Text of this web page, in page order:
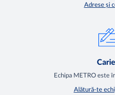
Adrese și
Echipa METRO este
Alătură-te